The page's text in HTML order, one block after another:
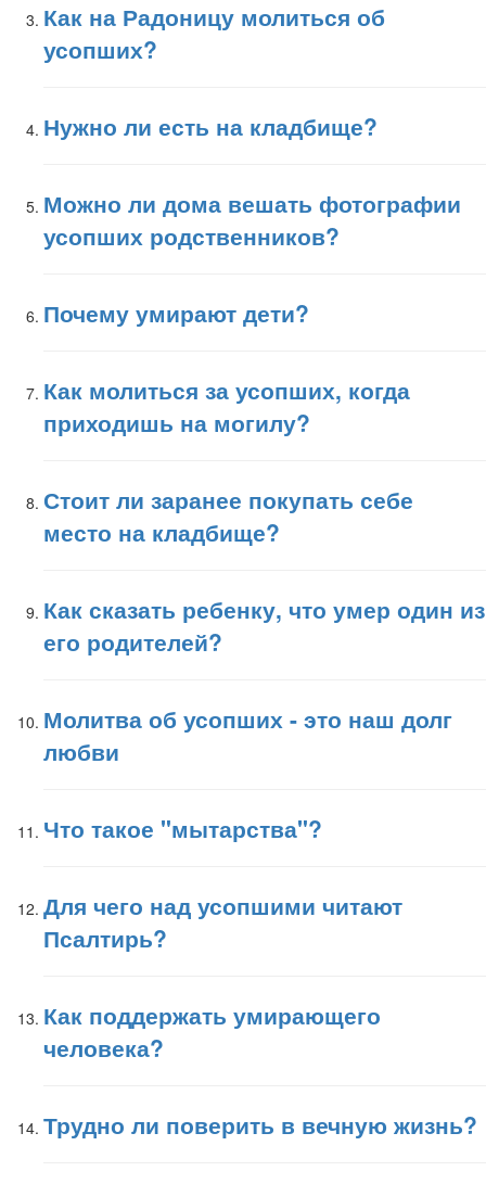
Как на Радоницу молиться об
усопших?
Нужно ли есть на кладбище?
Можно ли дома вешать фотографии
усопших родственников?
Почему умирают дети?
Как молиться за усопших, когда
приходишь на могилу?
Стоит ли заранее покупать себе
место на кладбище?
Как сказать ребенку, что умер один из
его родителей?
Молитва об усопших - это наш долг
любви
Что такое "мытарства"?
Для чего над усопшими читают
Псалтирь?
Как поддержать умирающего
человека?
Трудно ли поверить в вечную жизнь?